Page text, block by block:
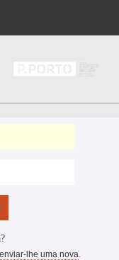
lhe uma nova.